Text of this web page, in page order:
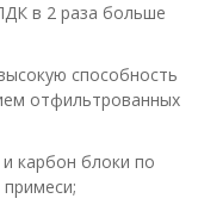
в 2 раза больше
способность
отфильтрованных
карбон блоки по